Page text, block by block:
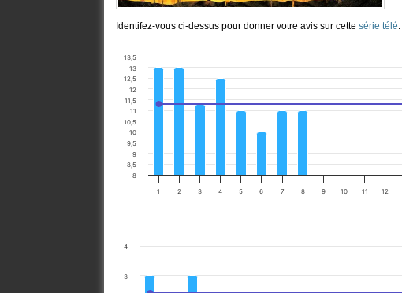
Identifez-vous ci-dessus pour donner votre avis sur cette série télé
1 2 3 4 5 6 7 8 9 10 11 12
8
8,5
9
9,5
10
10,5
11
11,5
12
12,5
13
13,5
3
4